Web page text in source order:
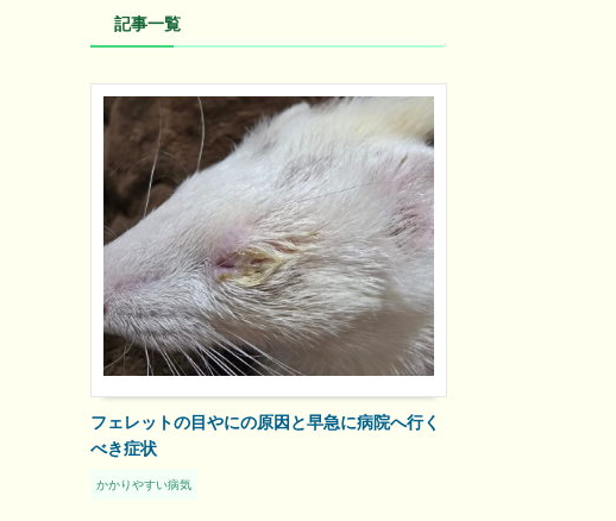
記事一覧
フェレットの目やにの原因と早急に病院へ行く
べき症状
かかりやすい病気